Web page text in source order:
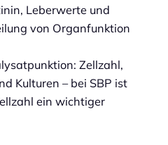
Leberwerte und
von Organfunktion
Zellzahl,
Kulturen – bei SBP ist
ein wichtiger